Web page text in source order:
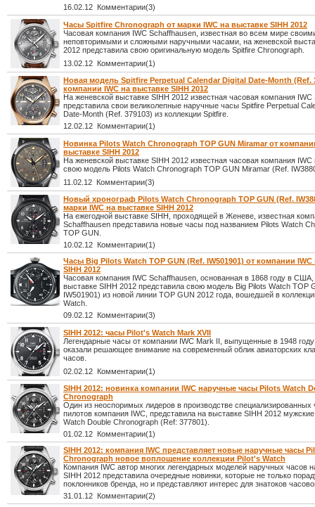
16.02.12 Комментарии(3)
Часы Spitfire Chronograph от марки IWC на выставке SIHH 2012
Часовая компания IWC Schaffhausen, известная во всем мире
неповторимыми и сложными наручными часами, на женевской
2012 представила свою оригинальную модель Spitfire Chronograph.
13.02.12 Комментарии(1)
Новая модель Spitfire Perpetual Calendar Digital Date-Month (Ref.
компании IWC на выставке SIHH 2012
На женевской выставке SIHH 2012 известная часовая компания IWC
представила свои великолепные наручные часы Spitfire Perpetual
Date-Month (Ref. 379103) из коллекции Spitfire.
12.02.12 Комментарии(1)
Новинка Pilots Watch Chronograph TOP GUN Miramar от
выставке SIHH 2012
На женевской выставке SIHH 2012 известная часовая компания IWC
свою модель Pilots Watch Chronograph TOP GUN Miramar (Ref.
11.02.12 Комментарии(3)
Новый хронограф Pilots Watch Chronograph TOP GUN (Ref.
марки IWC на выставке SIHH 2012
На ежегодной выставке SIHH, проходящей в Женеве, известная
Schaffhausen представила новые часы под названием Pilots Watch
TOP GUN.
10.02.12 Комментарии(1)
Часы Big Pilots Watch TOP GUN (Ref. IW501901) от компании IWC
SIHH 2012
Часовая компания IWC Schaffhausen, основанная в 1868 году в США,
выставке SIHH 2012 представила свою модель Big Pilots Watch TOP
IW501901) из новой линии TOP GUN 2012 года, вошедшей в
Watch.
09.02.12 Комментарии(3)
SIHH 2012: часы Pilot's Watch Mark XVII
Легендарные часы от компании IWC Mark II, выпущенные в 1948
оказали решающее внимание на современный облик авиаторских
часов.
02.02.12 Комментарии(1)
SIHH 2012: новинка компании IWC наручные часы Pilots Watch
Chronograph
Один из неоспоримых лидеров в производстве специализированных
пилотов компания IWC, представила на выставке SIHH 2012
Watch Double Chronograph (Ref: 377801).
01.02.12 Комментарии(1)
SIHH 2012: компания IWC представляет новые наручные часы
Chronograph новое воплощение коллекции Pilot's Watch
Компания IWC автор многих легендарных моделей наручных часов
SIHH 2012 представила очередные новинки, которые не только
поклонников бренда, но и представляют интерес для знатоков
31.01.12 Комментарии(2)